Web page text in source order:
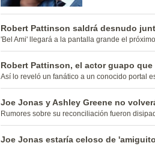
Robert Pattinson saldrá desnudo
'Bel Ami' llegará a la pantalla grande el
Robert Pattinson, el actor guapo
Así lo reveló un fanático a un conocido portal
Joe Jonas y Ashley Greene no
Rumores sobre su reconciliación fueron
Joe Jonas estaría celoso de